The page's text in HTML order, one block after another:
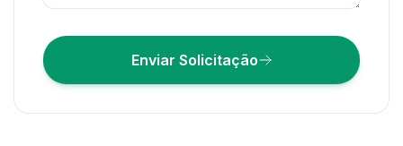
Enviar Solicitação